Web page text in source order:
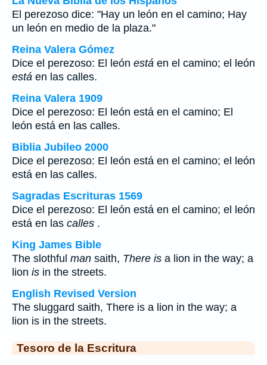
El perezoso dice: "Hay un león en el camino; Hay
un león en medio de la plaza."
Reina Valera Gómez
Dice el perezoso: El león está en el camino; el león
está en las calles.
Reina Valera 1909
Dice el perezoso: El león está en el camino; El
león está en las calles.
Biblia Jubileo 2000
Dice el perezoso: El león está en el camino; el león
está en las calles.
Sagradas Escrituras 1569
Dice el perezoso: El león está en el camino; el león
está en las calles .
King James Bible
The slothful man saith, There is a lion in the way; a
lion is in the streets.
English Revised Version
The sluggard saith, There is a lion in the way; a
lion is in the streets.
Tesoro de la Escritura